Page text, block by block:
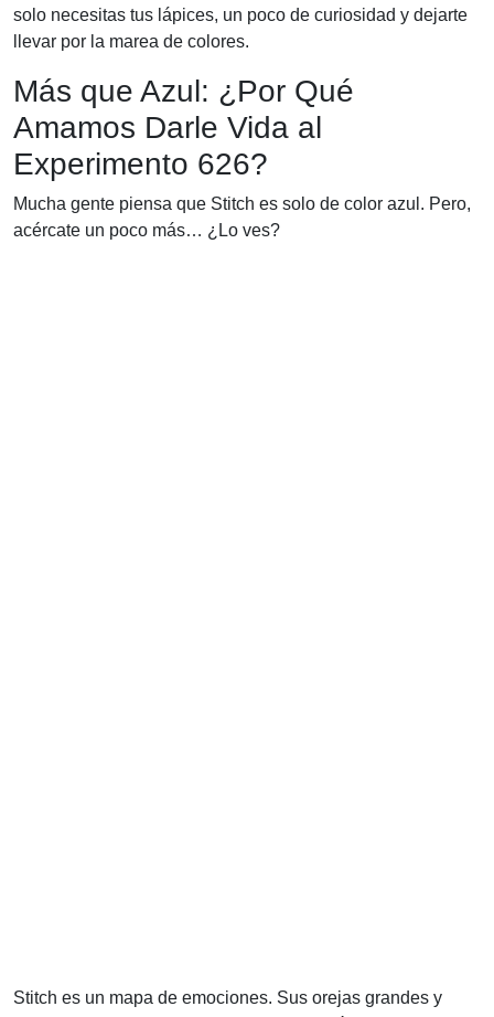
solo necesitas tus lápices, un poco de curiosidad y dejarte
llevar por la marea de colores.
Más que Azul: ¿Por Qué
Amamos Darle Vida al
Experimento 626?
Mucha gente piensa que Stitch es solo de color azul. Pero,
acércate un poco más… ¿Lo ves?
Stitch es un mapa de emociones. Sus orejas grandes y